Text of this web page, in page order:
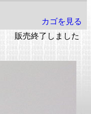
カゴを見る
販売終了しました